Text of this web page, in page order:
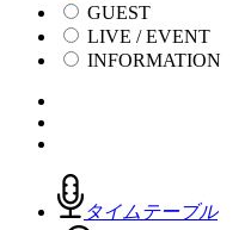
GUEST
LIVE / EVENT
INFORMATION
タイムテーブル